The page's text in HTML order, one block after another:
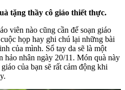
tặng thầy cô giáo thiết thực.
viên nào cũng cần để soạn giáo
họp hay ghi chú lại những bài
của mình. Sổ tay da sẽ là một
hảo nhân ngày 20/11. Món quà này
của bạn sẽ rất cảm động khi